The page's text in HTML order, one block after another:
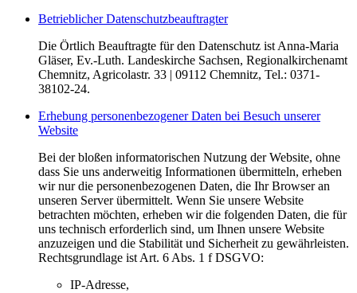
Betrieblicher Datenschutzbeauftragter
Die Örtlich Beauftragte für den Datenschutz ist Anna-Maria
Gläser, Ev.-Luth. Landeskirche Sachsen, Regionalkirchenamt
Chemnitz, Agricolastr. 33 | 09112 Chemnitz, Tel.: 0371-
38102-24.
Erhebung personenbezogener Daten bei Besuch unserer
Website
Bei der bloßen informatorischen Nutzung der Website, ohne
dass Sie uns anderweitig Informationen übermitteln, erheben
wir nur die personenbezogenen Daten, die Ihr Browser an
unseren Server übermittelt. Wenn Sie unsere Website
betrachten möchten, erheben wir die folgenden Daten, die für
uns technisch erforderlich sind, um Ihnen unsere Website
anzuzeigen und die Stabilität und Sicherheit zu gewährleisten.
Rechtsgrundlage ist Art. 6 Abs. 1 f DSGVO:
IP-Adresse,